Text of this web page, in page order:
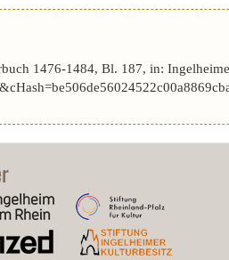
1476-1484, Bl. 187, in: